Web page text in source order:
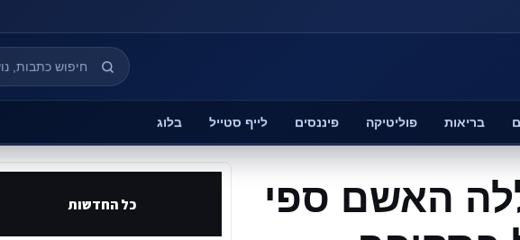
בריאות פוליטיקה פיננסים לייף סטייל בלוג
האשם ספי
כל החדשות